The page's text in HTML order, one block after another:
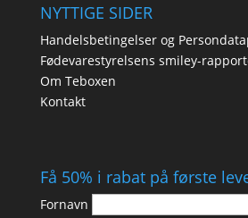
NYTTIGE SIDER
Handelsbetingelser og
Fødevarestyrelsens smiley-
Om Teboxen
Kontakt
Få 50% i rabat på første
Fornavn